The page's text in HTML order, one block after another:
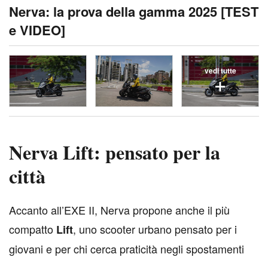
Nerva: la prova della gamma 2025 [TEST
e VIDEO]
vedi tutte
Nerva Lift: pensato per la
città
Accanto all’EXE II, Nerva propone anche il più
compatto Lift, uno scooter urbano pensato per i
giovani e per chi cerca praticità negli spostamenti